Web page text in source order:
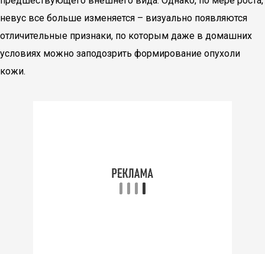
невус все больше изменяется – визуально появляются
отличительные признаки, по которым даже в домашних
условиях можно заподозрить формирование опухоли
кожи.